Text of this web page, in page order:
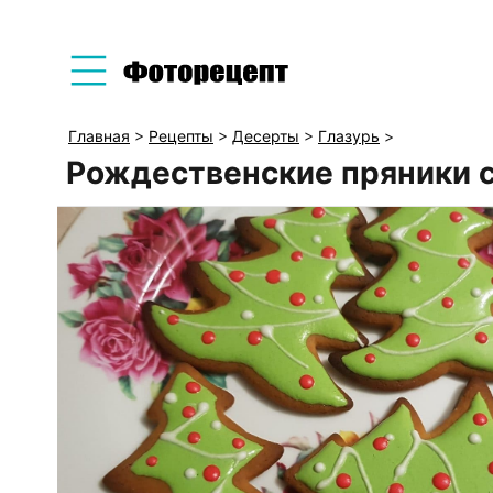
Главная > Рецепты > Десерты > Глазурь >
Рождественские пряники